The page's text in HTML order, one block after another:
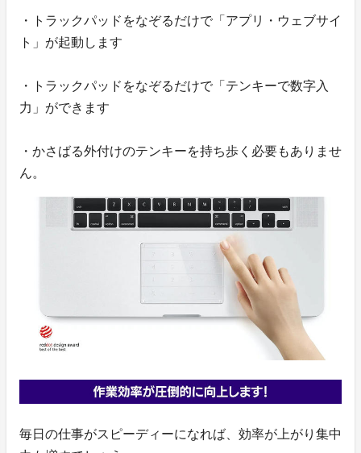
・トラックパッドをなぞるだけで「アプリ・ウェブサイ
ト」が起動します
・トラックパッドをなぞるだけで「テンキーで数字入
力」ができます
・かさばる外付けのテンキーを持ち歩く必要もありませ
ん。
毎日の仕事がスピーディーになれば、効率が上がり集中